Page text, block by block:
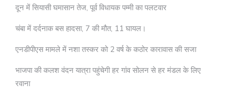
दून में सियासी घमासान तेज, पूर्व विधायक पम्मी का पलटवार
चंबा में दर्दनाक बस हादसा, 7 की मौत, 11 घायल।
एनडीपीएस मामले में नशा तस्कर को 2 वर्ष के कठोर कारावास की सजा
भाजपा की कलश वंदन यात्रा पहुंचेगी हर गांव सोलन से हर मंडल के लिए
रवाना